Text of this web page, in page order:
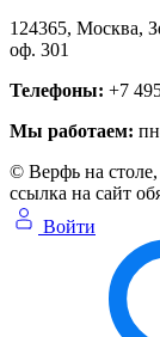
124365, Москва,
оф. 301
Телефоны: +7
Мы работаем:
© Верфь на
ссылка на сайт
Войти